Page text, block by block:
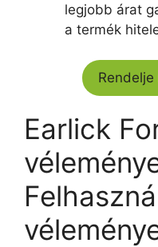
legjobb árat
a termék
Earlick